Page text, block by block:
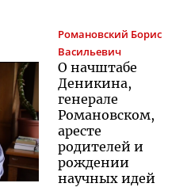
Романовский Борис
Васильевич
О начштабе
Деникина,
генерале
Романовском,
аресте
родителей и
рождении
научных идей